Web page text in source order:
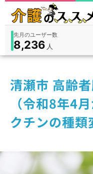
在宅9,360入所3,194
先月のユーザー数
8,236 人
件
清瀬市 高齢
（令和8年4
クチンの種類